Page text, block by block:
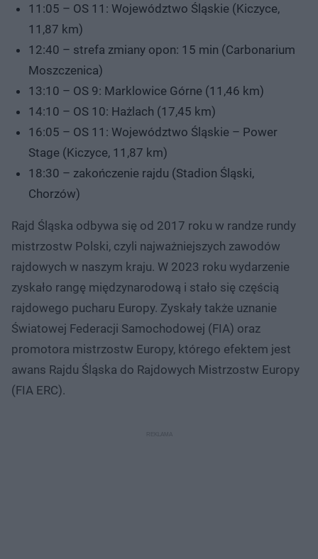
11:05 – OS 11: Województwo Śląskie (Kiczyce,
11,87 km)
12:40 – strefa zmiany opon: 15 min (Carbonarium
Moszczenica)
13:10 – OS 9: Marklowice Górne (11,46 km)
14:10 – OS 10: Hażlach (17,45 km)
16:05 – OS 11: Województwo Śląskie – Power
Stage (Kiczyce, 11,87 km)
18:30 – zakończenie rajdu (Stadion Śląski,
Chorzów)
Rajd Śląska odbywa się od 2017 roku w randze rundy
mistrzostw Polski, czyli najważniejszych zawodów
rajdowych w naszym kraju. W 2023 roku wydarzenie
zyskało rangę międzynarodową i stało się częścią
rajdowego pucharu Europy. Zyskały także uznanie
Światowej Federacji Samochodowej (FIA) oraz
promotora mistrzostw Europy, którego efektem jest
awans Rajdu Śląska do Rajdowych Mistrzostw Europy
(FIA ERC).